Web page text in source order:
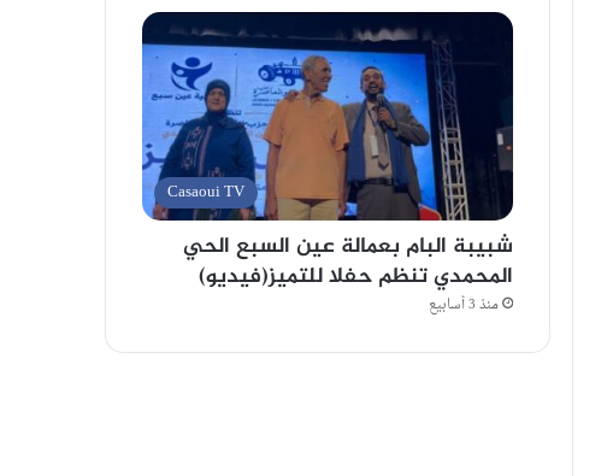
Casaoui TV
شبيبة البام بعمالة عين السبع الحي
المحمدي تنظم حفلا للتميز(فيديو)
منذ 3 أسابيع